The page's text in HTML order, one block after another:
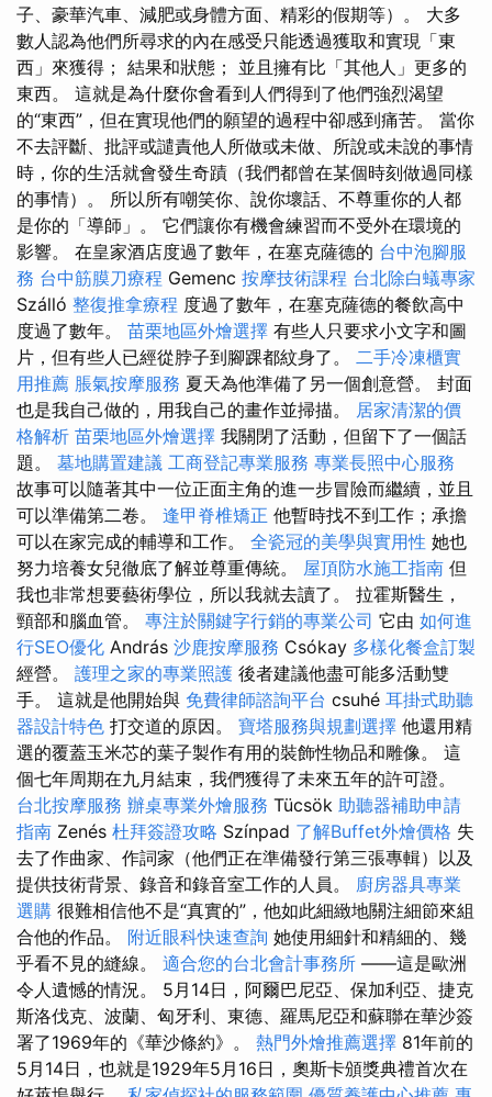
子、豪華汽車、減肥或身體方面、精彩的假期等）。 大多
數人認為他們所尋求的內在感受只能透過獲取和實現「東
西」來獲得； 結果和狀態； 並且擁有比「其他人」更多的
東西。 這就是為什麼你會看到人們得到了他們強烈渴望
的“東西”，但在實現他們的願望的過程中卻感到痛苦。 當你
不去評斷、批評或譴責他人所做或未做、所說或未說的事情
時，你的生活就會發生奇蹟（我們都曾在某個時刻做過同樣
的事情）。 所以所有嘲笑你、說你壞話、不尊重你的人都
是你的「導師」。 它們讓你有機會練習而不受外在環境的
影響。 在皇家酒店度過了數年，在塞克薩德的 台中泡腳服
務 台中筋膜刀療程 Gemenc 按摩技術課程 台北除白蟻專家
Szálló 整復推拿療程 度過了數年，在塞克薩德的餐飲高中
度過了數年。 苗栗地區外燴選擇 有些人只要求小文字和圖
片，但有些人已經從脖子到腳踝都紋身了。 二手冷凍櫃實
用推薦 脹氣按摩服務 夏天為他準備了另一個創意營。 封面
也是我自己做的，用我自己的畫作並掃描。 居家清潔的價
格解析 苗栗地區外燴選擇 我關閉了活動，但留下了一個話
題。 墓地購置建議 工商登記專業服務 專業長照中心服務
故事可以隨著其中一位正面主角的進一步冒險而繼續，並且
可以準備第二卷。 逢甲脊椎矯正 他暫時找不到工作；承擔
可以在家完成的輔導和工作。 全瓷冠的美學與實用性 她也
努力培養女兒徹底了解並尊重傳統。 屋頂防水施工指南 但
我也非常想要藝術學位，所以我就去讀了。 拉霍斯醫生，
頸部和腦血管。 專注於關鍵字行銷的專業公司 它由 如何進
行SEO優化 András 沙鹿按摩服務 Csókay 多樣化餐盒訂製
經營。 護理之家的專業照護 後者建議他盡可能多活動雙
手。 這就是他開始與 免費律師諮詢平台 csuhé 耳掛式助聽
器設計特色 打交道的原因。 寶塔服務與規劃選擇 他還用精
選的覆蓋玉米芯的葉子製作有用的裝飾性物品和雕像。 這
個七年周期在九月結束，我們獲得了未來五年的許可證。
台北按摩服務 辦桌專業外燴服務 Tücsök 助聽器補助申請
指南 Zenés 杜拜簽證攻略 Színpad 了解Buffet外燴價格 失
去了作曲家、作詞家（他們正在準備發行第三張專輯）以及
提供技術背景、錄音和錄音室工作的人員。 廚房器具專業
選購 很難相信他不是“真實的”，他如此細緻地關注細節來組
合他的作品。 附近眼科快速查詢 她使用細針和精細的、幾
乎看不見的縫線。 適合您的台北會計事務所 ——這是歐洲
令人遺憾的情況。 5月14日，阿爾巴尼亞、保加利亞、捷克
斯洛伐克、波蘭、匈牙利、東德、羅馬尼亞和蘇聯在華沙簽
署了1969年的《華沙條約》。 熱門外燴推薦選擇 81年前的
5月14日，也就是1929年5月16日，奧斯卡頒獎典禮首次在